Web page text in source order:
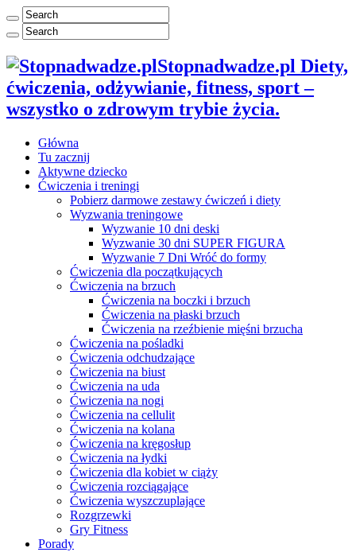
Stopnadwadze.pl Diety,
ćwiczenia, odżywianie, fitness, sport –
wszystko o zdrowym trybie życia.
Główna
Tu zacznij
Aktywne dziecko
Ćwiczenia i treningi
Pobierz darmowe zestawy ćwiczeń i diety
Wyzwania treningowe
Wyzwanie 10 dni deski
Wyzwanie 30 dni SUPER FIGURA
Wyzwanie 7 Dni Wróć do formy
Ćwiczenia dla początkujących
Ćwiczenia na brzuch
Ćwiczenia na boczki i brzuch
Ćwiczenia na płaski brzuch
Ćwiczenia na rzeźbienie mięśni brzucha
Ćwiczenia na pośladki
Ćwiczenia odchudzające
Ćwiczenia na biust
Ćwiczenia na uda
Ćwiczenia na nogi
Ćwiczenia na cellulit
Ćwiczenia na kolana
Ćwiczenia na kręgosłup
Ćwiczenia na łydki
Ćwiczenia dla kobiet w ciąży
Ćwiczenia rozciągające
Ćwiczenia wyszczuplające
Rozgrzewki
Gry Fitness
Porady